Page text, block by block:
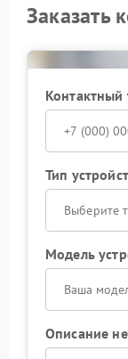
Заказать
Контактный
Тип
Выберите
Модель
Описание